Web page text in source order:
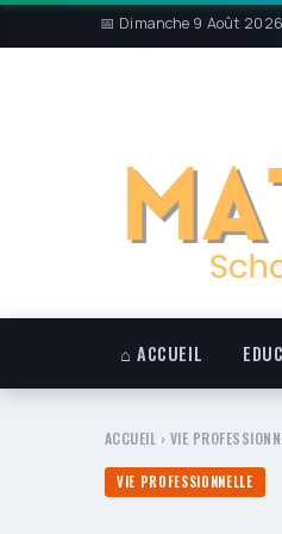
📅 Dimanche 9 Août 2026
⌂ ACCUEIL
ACCUEIL › VIE
VIE PROFESSIONNELLE